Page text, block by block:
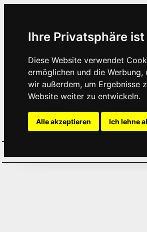
Ihre Privatsphäre
Diese Website verwendet
ermöglichen und die Werbung,
wir außerdem, um Ergebnisse
Website weiter zu entwickeln.
Alle akzeptieren Ich lehne